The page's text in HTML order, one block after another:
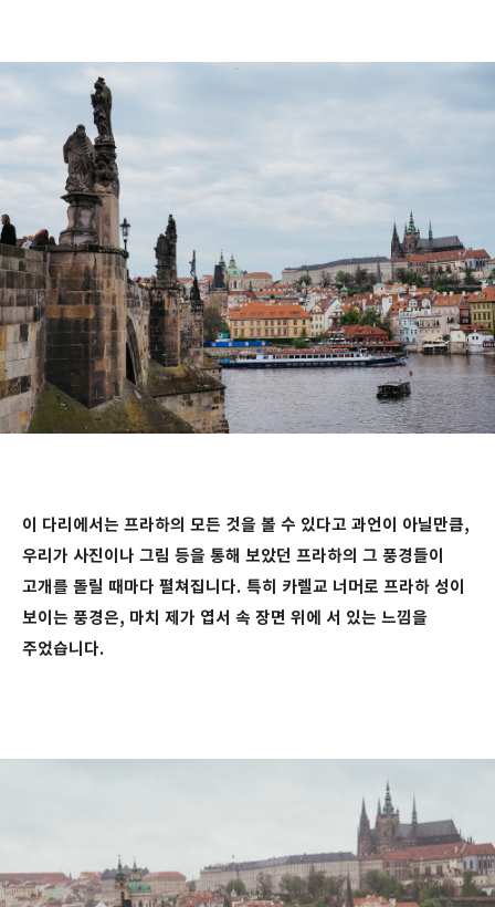
이 다리에서는 프라하의 모든 것을 볼 수 있다고 과언이 아닐만큼,
우리가 사진이나 그림 등을 통해 보았던 프라하의 그 풍경들이
고개를 돌릴 때마다 펼쳐집니다. 특히 카렐교 너머로 프라하 성이
보이는 풍경은, 마치 제가 엽서 속 장면 위에 서 있는 느낌을
주었습니다.